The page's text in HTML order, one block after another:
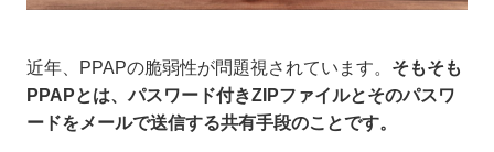
近年、PPAPの脆弱性が問題視されています。 そもそも
PPAPとは、パスワード付きZIPファイルとそのパスワ
ードをメールで送信する共有手段のことです。